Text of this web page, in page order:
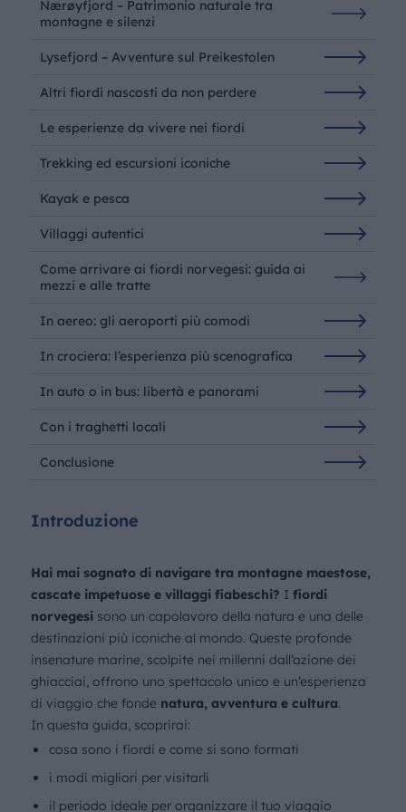
Nærøyfjord – Patrimonio naturale tra
montagne e silenzi
Lysefjord – Avventure sul Preikestolen
Altri fiordi nascosti da non perdere
Le esperienze da vivere nei fiordi
Trekking ed escursioni iconiche
Kayak e pesca
Villaggi autentici
Come arrivare ai fiordi norvegesi: guida ai
mezzi e alle tratte
In aereo: gli aeroporti più comodi
In crociera: l’esperienza più scenografica
In auto o in bus: libertà e panorami
Con i traghetti locali
Conclusione
Introduzione
Hai mai sognato di navigare tra montagne maestose,
cascate impetuose e villaggi fiabeschi? I fiordi
norvegesisono un capolavoro della natura e una delle
destinazioni più iconiche al mondo. Queste profonde
insenature marine, scolpite nei millenni dall’azione dei
ghiacciai, offrono uno spettacolo unico e un’esperienza
di viaggio che fonde natura, avventura e cultura.
In questa guida, scoprirai:
cosa sono i fiordi e come si sono formati
i modi migliori per visitarli
il periodo ideale per organizzare il tuo viaggio